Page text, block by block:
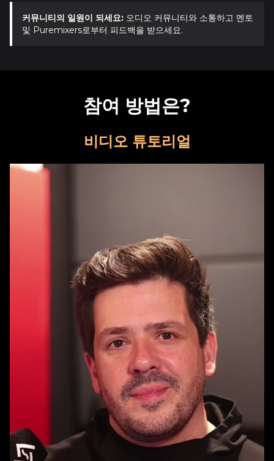
커뮤니티의 일원이 되세요: 오디오 커뮤니티와 소통하고 멘토
및 Puremixers로부터 피드백을 받으세요.
참여 방법은?
비디오 튜토리얼